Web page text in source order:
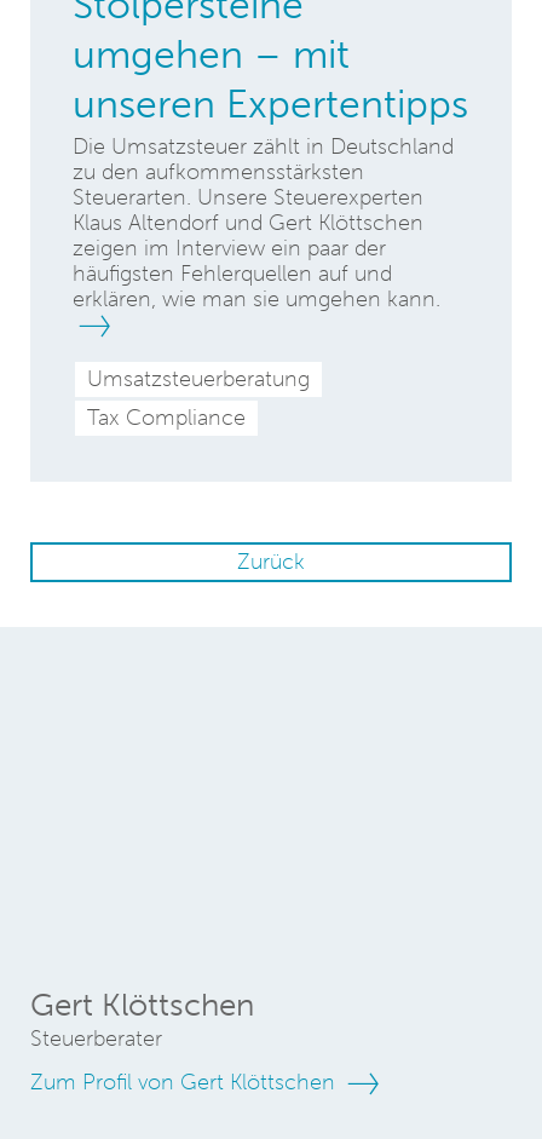
umgehen – mit
unseren Expertentipps
Die Umsatzsteuer zählt in Deutschland
zu den aufkommensstärksten
Steuerarten. Unsere Steuerexperten
Klaus Altendorf und Gert Klöttschen
zeigen im Interview ein paar der
häufigsten Fehlerquellen auf und
erklären, wie man sie umgehen kann.
Umsatzsteuerberatung
Tax Compliance
Zurück
Gert Klöttschen
Steuerberater
Zum Profil von Gert Klöttschen